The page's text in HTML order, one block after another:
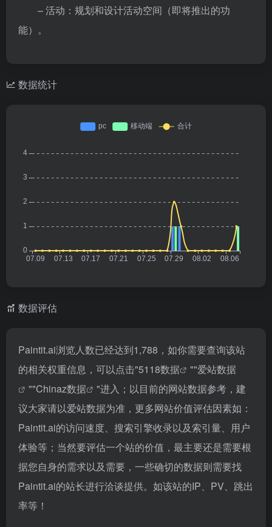
– 活动：规划和设计活动空间（即将推出的功
能）。
数据统计
数据评估
Paintit.ai浏览人数已经达到1,788，如你需要查询该站
的相关权重信息，可以点击"5118数据 ""爱站数据
""Chinaz数据
"进入；以目前的网站数据参考，建
议大家请以爱站数据为准，更多网站价值评估因素如：
Paintit.ai的访问速度、搜索引擎收录以及索引量、用户
体验等；当然要评估一个站的价值，最主要还是需要根
据您自身的需求以及需要，一些确切的数据则需要找
Paintit.ai的站长进行洽谈提供。如该站的IP、PV、跳出
率等！